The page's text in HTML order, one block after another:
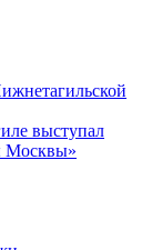
выступал
Москвы»